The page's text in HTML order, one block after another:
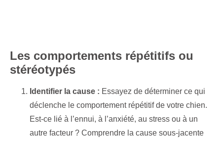
Les comportements répétitifs ou
stéréotypés
Identifier la cause : Essayez de déterminer ce qui
déclenche le comportement répétitif de votre chien.
Est-ce lié à l’ennui, à l’anxiété, au stress ou à un
autre facteur ? Comprendre la cause sous-jacente